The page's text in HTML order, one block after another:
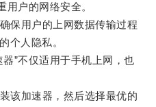
户的网络安全。
用户的上网数据传输过程
个人隐私。
”不仅适用于手机上网，也
加速器，然后选择最优的